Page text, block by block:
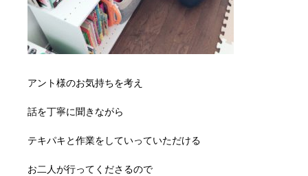
アント様のお気持ちを考え
話を丁寧に聞きながら
テキパキと作業をしていっていただける
お二人が行ってくださるので